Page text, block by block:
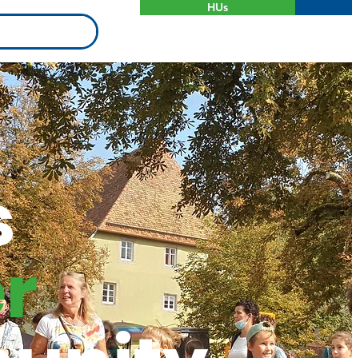
HUs